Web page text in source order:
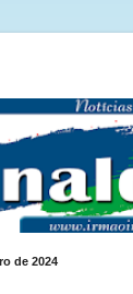
de 2024